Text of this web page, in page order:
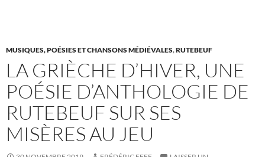
MUSIQUES, POÉSIES ET CHANSONS MÉDIÉVALES,RUTEBEUF
LA GRIÈCHE D’HIVER, UNE
POÉSIE D’ANTHOLOGIE DE
RUTEBEUF SUR SES
MISÈRES AU JEU